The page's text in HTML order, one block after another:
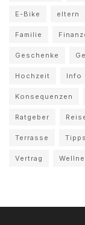
E-Bike eltern
Familie
Geschenke
Hochzeit Info
Konsequenzen
Ratgeber
Terrasse Tipps
Vertrag